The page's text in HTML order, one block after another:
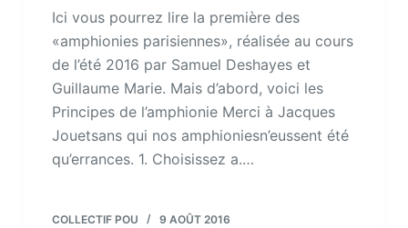
Ici vous pourrez lire la première des
«amphionies parisiennes», réalisée au cours
de l’été 2016 par Samuel Deshayes et
Guillaume Marie. Mais d’abord, voici les
Principes de l’amphionie Merci à Jacques
Jouetsans qui nos amphioniesn’eussent été
qu’errances. 1. Choisissez a.…
COLLECTIF POU 9 AOÛT 2016